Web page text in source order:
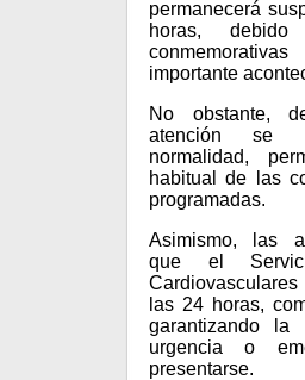
permanecerá
horas,
importante
No obstante,
atención se
normalidad,
habitual de las
programadas.
Asimismo, las
que el
las 24 horas,
garantizando la
urgencia o
presentarse.